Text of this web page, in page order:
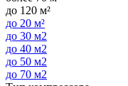
до 120 м²
до 20 м²
до 30 м2
до 40 м2
до 50 м2
до 70 м2